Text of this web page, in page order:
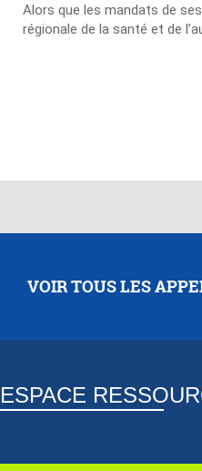
Alors que les mandats de
régionale de la santé et de
VOIR TOUS LES
ESPACE